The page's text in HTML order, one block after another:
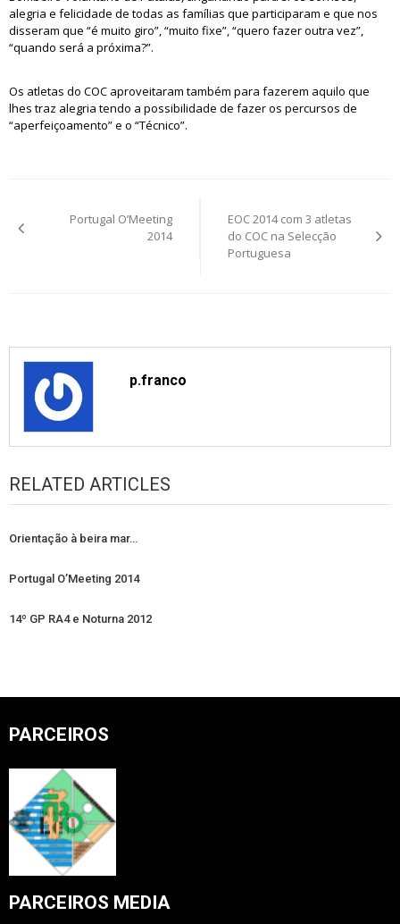
alegria e felicidade de todas as famílias que participaram e que nos
disseram que “é muito giro”, “muito fixe”, “quero fazer outra vez”,
“quando será a próxima?”.
Os atletas do COC aproveitaram também para fazerem aquilo que
lhes traz alegria tendo a possibilidade de fazer os percursos de
“aperfeiçoamento” e o “Técnico”.
navigation
Portugal O’Meeting
2014
EOC 2014 com 3 atletas
do COC na Selecção
Portuguesa
p.franco
RELATED ARTICLES
Orientação à beira mar…
Portugal O’Meeting 2014
14º GP RA4 e Noturna 2012
PARCEIROS
PARCEIROS MEDIA